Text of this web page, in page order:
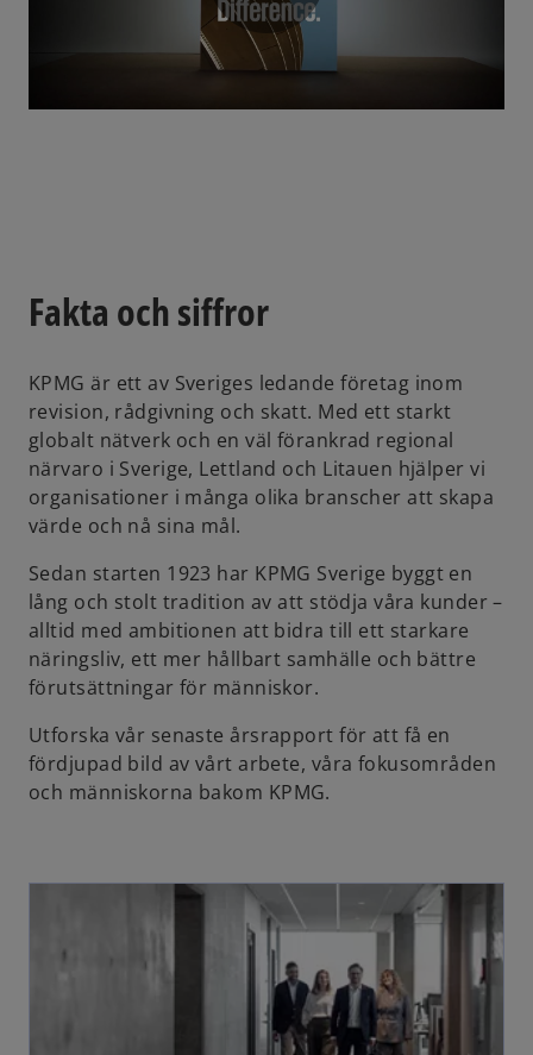
P
y
V
i
d
o
Fakta och siffror
KPMG är ett av Sveriges ledande företag inom
revision, rådgivning och skatt. Med ett starkt
globalt nätverk och en väl förankrad regional
närvaro i Sverige, Lettland och Litauen hjälper vi
organisationer i många olika branscher att skapa
värde och nå sina mål.
Sedan starten 1923 har KPMG Sverige byggt en
lång och stolt tradition av att stödja våra kunder –
alltid med ambitionen att bidra till ett starkare
näringsliv, ett mer hållbart samhälle och bättre
förutsättningar för människor.
Utforska vår senaste årsrapport för att få en
fördjupad bild av vårt arbete, våra fokusområden
och människorna bakom KPMG.